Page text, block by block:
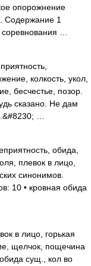
опорожнение
Содержание 1
…
колкость, укол,
бесчестье, позор.
сказано. Не дам
…
обида,
плевок в лицо,
синонимов.
10 • кровная обида
в лицо, горькая
щелчок, пощечина
сущ., кол во